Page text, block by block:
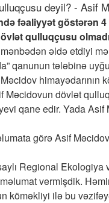
fəaliyyət göstərən
qulluqçusu
əldə etdiyi
qanunun tələbinə
himayədarının
Məcidovun dövlət
qane edir. Yada Asif
görə Asif
Regional
vermişdik.
köməkliyi ilə bu